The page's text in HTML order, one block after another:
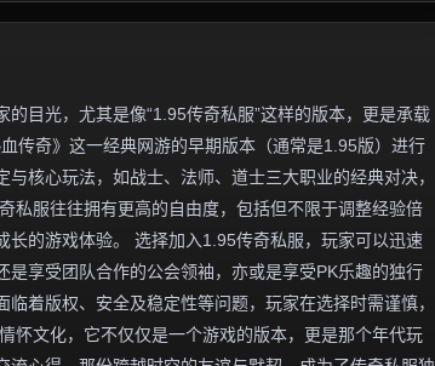
目光，尤其是像“1.95传奇私服”这样的版本，更是承载
传奇》这一经典网游的早期版本（通常是1.95版）进行
核心玩法，如战士、法师、道士三大职业的经典对决，
私服往往拥有更高的自由度，包括但不限于调整经验倍
的游戏体验。 选择加入1.95传奇私服，玩家可以迅速
享受团队合作的公会领袖，亦或是享受PK乐趣的独行
着版权、安全及稳定性等问题，玩家在选择时需谨慎，
怀文化，它不仅仅是一个游戏的版本，更是那个年代玩